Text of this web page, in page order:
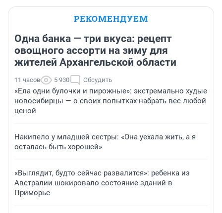
РЕКОМЕНДУЕМ
Одна банка — три вкуса: рецепт
овощного ассорти на зиму для
жителей Архангельской области
11 часов 5 930 Обсудить
«Ела одни булочки и пирожные»: экстремально худые
новосибирцы — о своих попытках набрать вес любой
ценой
Накипело у младшей сестры: «Она уехала жить, а я
осталась быть хорошей»
«Выглядит, будто сейчас развалится»: ребенка из
Австралии шокировало состояние зданий в
Приморье